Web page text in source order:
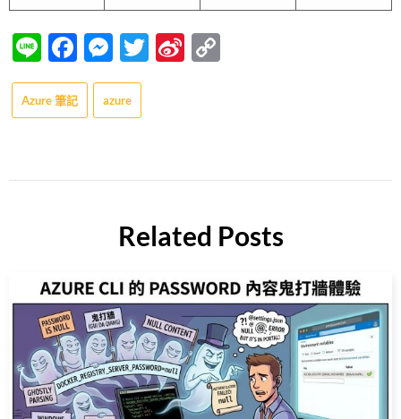
LineFacebook
Messenger
Twitter
Sina
Azure 筆記 azure
Related Posts